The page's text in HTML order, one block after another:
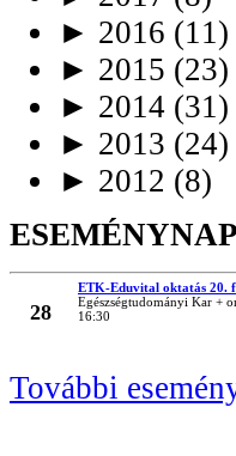
► 2016 (11)
► 2015 (23)
► 2014 (31)
► 2013 (24)
► 2012 (8)
28
ETK-Eduvital oktatás 20.
Egészségtudományi Kar +
16:30
További